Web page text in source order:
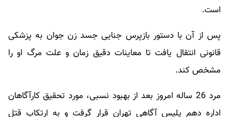
است.
پس از آن با دستور بازپرس جنایی جسد زن جوان به پزشکی
قانونی انتقال یافت تا معاینات دقیق زمان و علت مرگ او را
مشخص کند.
مرد 26 ساله امروز بعد از بهبود نسبی، مورد تحقیق کارآگاهان
اداره دهم پلیس آگاهی تهران قرار گرفت و به ارتکاب قتل